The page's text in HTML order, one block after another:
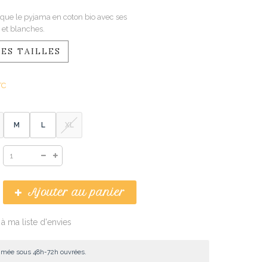
le pyjama en coton bio avec ses
blanches.
TAILLES
M L XL
Ajouter au panier
ma liste d'envies
sous 48h-72h ouvrées.